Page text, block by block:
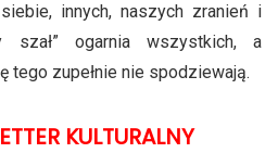
innych, naszych zranień i
szał” ogarnia wszystkich, a
tego zupełnie nie spodziewają.
KULTURALNY